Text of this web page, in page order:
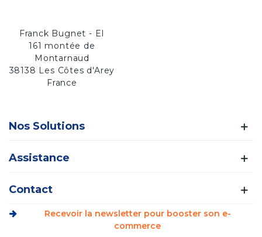
Franck Bugnet - EI
161 montée de
Montarnaud
38138 Les Côtes d'Arey
France
Nos Solutions
Assistance
Contact
Recevoir la newsletter pour booster son e-
commerce